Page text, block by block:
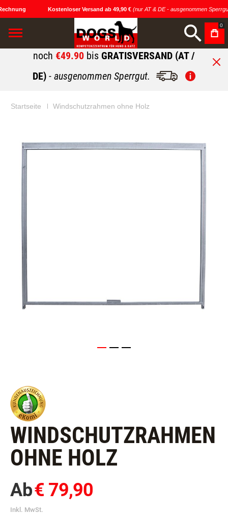
Kostenloser Versand ab 49,90 €(nur AT & DE - ausgenommen
0
noch €49.90 bis GRATISVERSAND (AT /
DE) - ausgenommen Sperrgut.
Startseite Windschutzrahmen ohne Holz
WINDSCHUTZRAHMEN
OHNE HOLZ
Ab€ 79,90
Inkl. MwSt.
springen
springen